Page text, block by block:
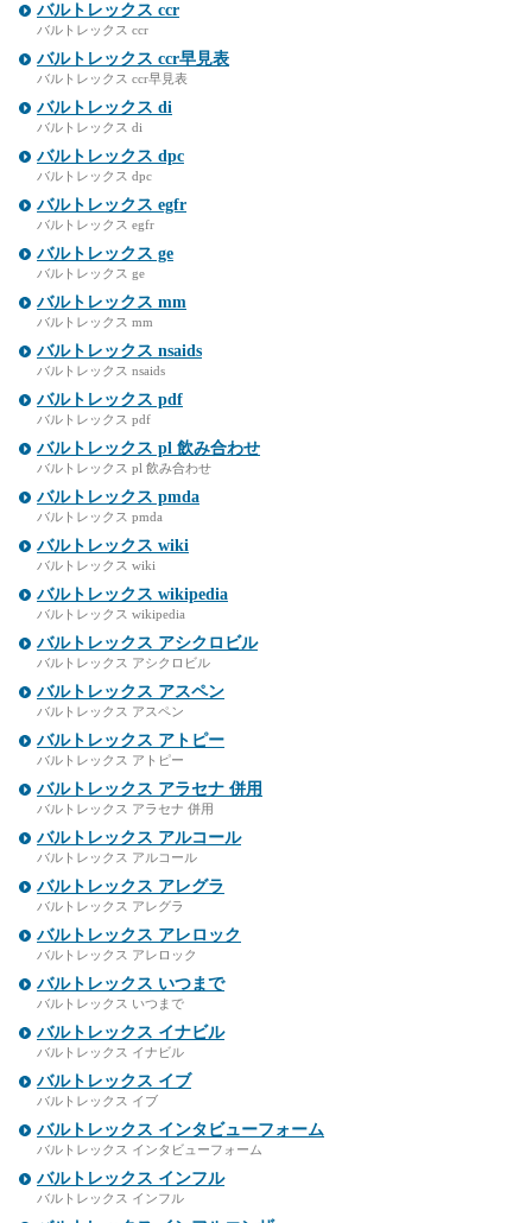
バルトレックス ccr
バルトレックス ccr
バルトレックス ccr早見表
バルトレックス ccr早見表
バルトレックス di
バルトレックス di
バルトレックス dpc
バルトレックス dpc
バルトレックス egfr
バルトレックス egfr
バルトレックス ge
バルトレックス ge
バルトレックス mm
バルトレックス mm
バルトレックス nsaids
バルトレックス nsaids
バルトレックス pdf
バルトレックス pdf
バルトレックス pl 飲み合わせ
バルトレックス pl 飲み合わせ
バルトレックス pmda
バルトレックス pmda
バルトレックス wiki
バルトレックス wiki
バルトレックス wikipedia
バルトレックス wikipedia
バルトレックス アシクロビル
バルトレックス アシクロビル
バルトレックス アスペン
バルトレックス アスペン
バルトレックス アトピー
バルトレックス アトピー
バルトレックス アラセナ 併用
バルトレックス アラセナ 併用
バルトレックス アルコール
バルトレックス アルコール
バルトレックス アレグラ
バルトレックス アレグラ
バルトレックス アレロック
バルトレックス アレロック
バルトレックス いつまで
バルトレックス いつまで
バルトレックス イナビル
バルトレックス イナビル
バルトレックス イブ
バルトレックス イブ
バルトレックス インタビューフォーム
バルトレックス インタビューフォーム
バルトレックス インフル
バルトレックス インフル